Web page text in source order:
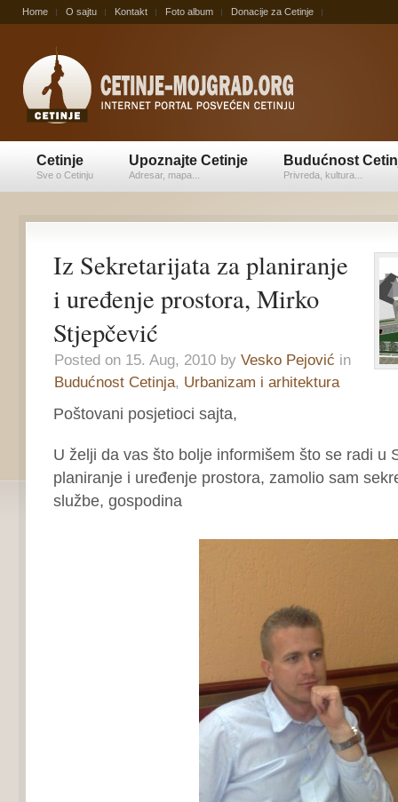
Home O sajtu Kontakt Foto album Donacije za Cetinje
Cetinje
Sve o Cetinju
Upoznajte Cetinje
Adresar, mapa...
Budućnost
Privreda, kultura...
Iz Sekretarijata za planiranje
i uređenje prostora, Mirko
Stjepčević
Posted on 15. Aug, 2010 by Vesko Pejović in
Budućnost Cetinja, Urbanizam i arhitektura
Poštovani posjetioci sajta,
U želji da vas što bolje informišem što se radi u
planiranje i uređenje prostora, zamolio sam
službe, gospodina